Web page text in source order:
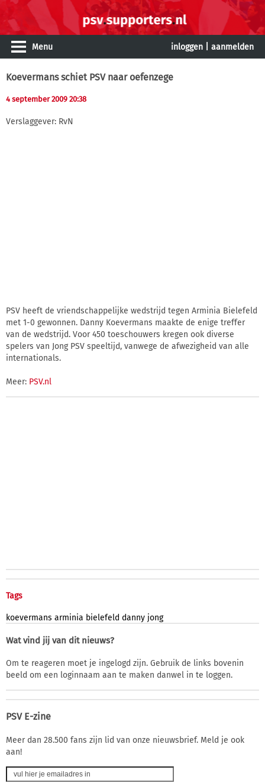
Menu inloggen aanmelden
Koevermans schiet PSV naar oefenzege
4 september 2009 20:38
Verslaggever: RvN
PSV heeft de vriendschappelijke wedstrijd tegen Arminia Bielefeld
met 1-0 gewonnen. Danny Koevermans maakte de enige treffer
van de wedstrijd. Voor 450 toeschouwers kregen ook diverse
spelers van Jong PSV speeltijd, vanwege de afwezigheid van alle
internationals.
Meer: PSV.nl
Tags
koevermans arminia bielefeld danny jong
Wat vind jij van dit nieuws?
Om te reageren moet je ingelogd zijn. Gebruik de links bovenin
beeld om een loginnaam aan te maken danwel in te loggen.
PSV E-zine
Meer dan 28.500 fans zijn lid van onze nieuwsbrief. Meld je ook
aan!